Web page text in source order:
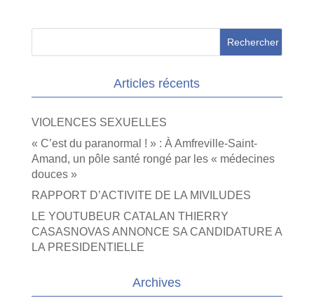
Articles récents
VIOLENCES SEXUELLES
« C’est du paranormal ! » : À Amfreville-Saint-
Amand, un pôle santé rongé par les « médecines
douces »
RAPPORT D’ACTIVITE DE LA MIVILUDES
LE YOUTUBEUR CATALAN THIERRY
CASASNOVAS ANNONCE SA CANDIDATURE A
LA PRESIDENTIELLE
Archives